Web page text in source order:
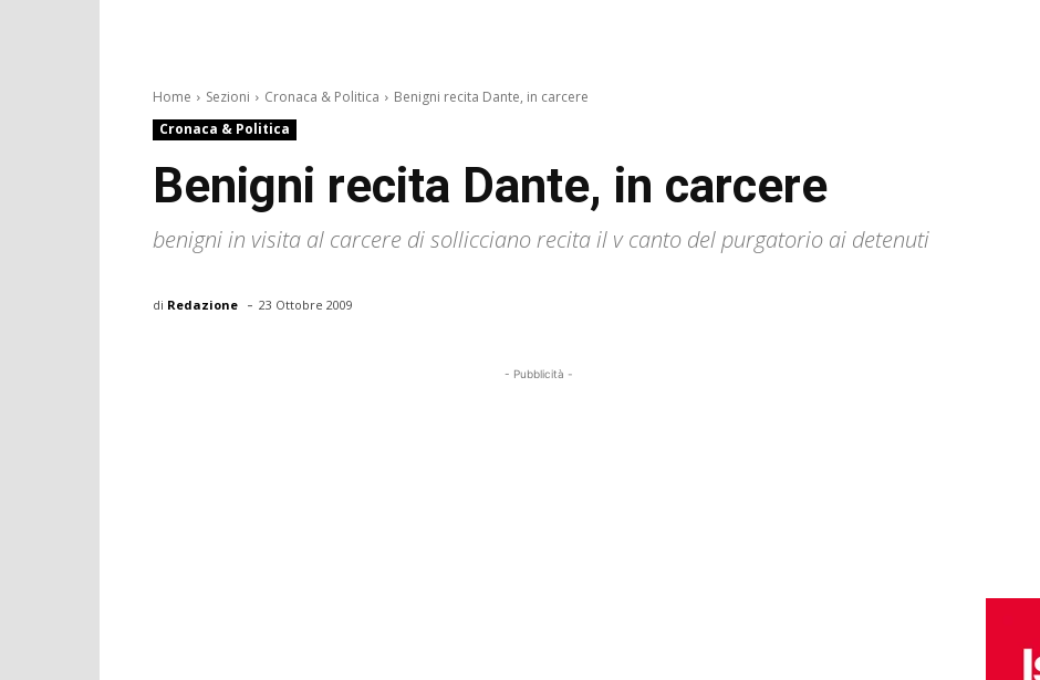
Home Sezioni Cronaca & Politica
Benigni recita Dante, in carcere
Cronaca & Politica
Benigni recita Dante, in carcere
benigni in visita al carcere di sollicciano recita il v canto del purgatorio ai detenuti
di Redazione - 23 Ottobre 2009
- Pubblicità -